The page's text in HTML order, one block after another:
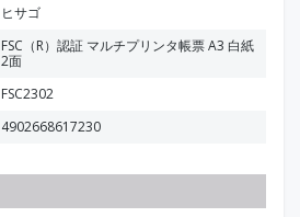
ヒサゴ
FSC（R）認証 マルチプリンタ帳票 A3 白紙
2面
FSC2302
4902668617230